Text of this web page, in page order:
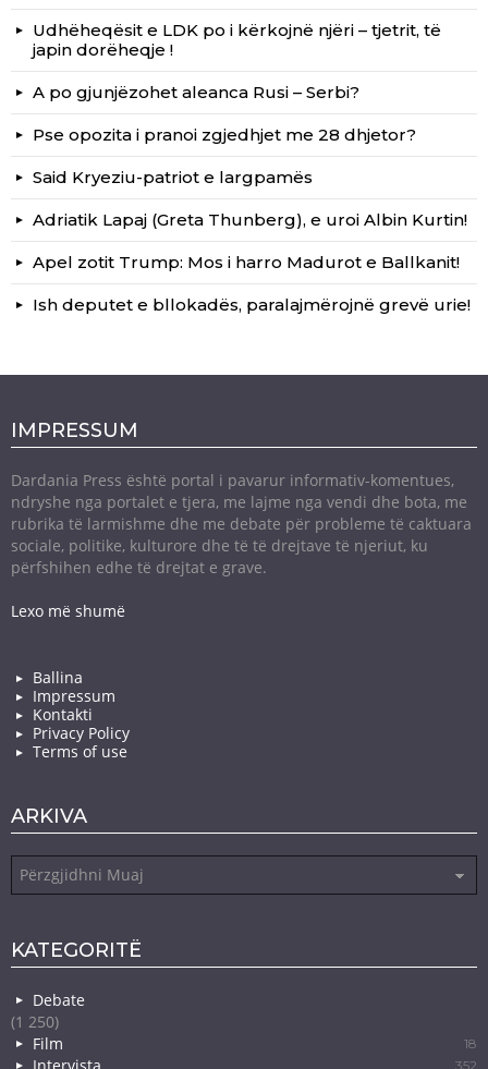
Udhëheqësit e LDK po i kërkojnë njëri – tjetrit, të
japin dorëheqje !
A po gjunjëzohet aleanca Rusi – Serbi?
Pse opozita i pranoi zgjedhjet me 28 dhjetor?
Said Kryeziu-patriot e largpamës
Adriatik Lapaj (Greta Thunberg), e uroi Albin Kurtin!
Apel zotit Trump: Mos i harro Madurot e Ballkanit!
Ish deputet e bllokadës, paralajmërojnë grevë urie!
IMPRESSUM
Dardania Press është portal i pavarur informativ-komentues,
ndryshe nga portalet e tjera, me lajme nga vendi dhe bota, me
rubrika të larmishme dhe me debate për probleme të caktuara
sociale, politike, kulturore dhe të të drejtave të njeriut, ku
përfshihen edhe të drejtat e grave.
Lexo më shumë
Ballina
Impressum
Kontakti
Privacy Policy
Terms of use
ARKIVA
KATEGORITË
Debate
(1 250)
Film
18
352